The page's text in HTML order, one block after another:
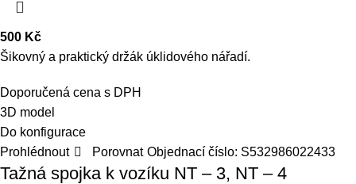
500 Kč
Šikovný a praktický držák úklidového nářadí.
Doporučená cena s DPH
3D model
Do konfigurace
Prohlédnout
Porovnat Objednací číslo: S532986022433
Tažná spojka k vozíku NT – 3, NT – 4